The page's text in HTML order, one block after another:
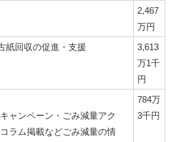
2,467
万円
紙回収の促進・支援
3,613
万1千
円
ャンペーン・ごみ減量アク
ラム掲載などごみ減量の情
784万
3千円